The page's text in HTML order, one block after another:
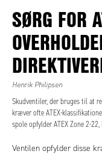
SØRG FOR
Henrik Philipsen
Skudventiler, der bruges til at
kræver ofte ATEX-
spole opfylder ATEX Zone 2-
Ventilen opfylder disse